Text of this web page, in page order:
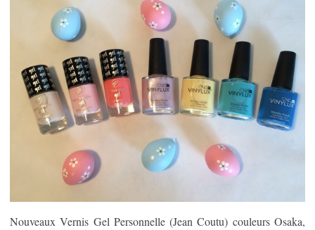
Nouveaux Vernis Gel Personnelle (Jean Coutu) couleurs Osaka,